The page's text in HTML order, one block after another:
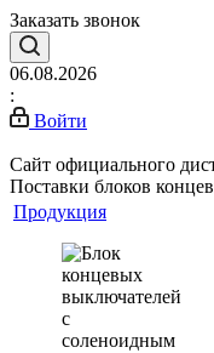
Заказать звонок
06.08.2026
:
Войти
Сайт официального
Поставки блоков
Продукция